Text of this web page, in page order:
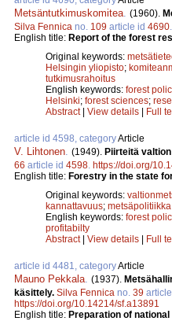
Metsäntutkimuskomitea (1960).
Silva Fennica no. 109 article id 4690
English title: Report of the forest
Original keywords:
Helsingin yliopisto;
tutkimusrahoitus
English keywords: forest
Helsinki; forest sciences;
Abstract| View details | Full
article id 4598, categoryArticle
V. Lihtonen (1949). Piirteitä
66 article id 4598 https://doi.org/
English title: Forestry in the state
Original keywords:
kannattavuus; metsäpolitiikka
English keywords: forest
profitabilty
Abstract| View details | Full
article id 4481, categoryArticle
Mauno Pekkala (1937).
käsittely. Silva Fennica no. 39
https://doi.org/10.14214/sf.a13891
English title: Preparation of